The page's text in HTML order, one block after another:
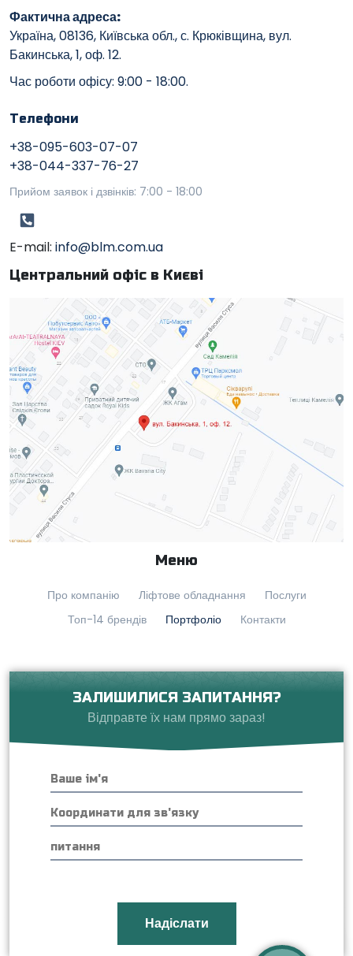
Фактична адреса:
Україна, 08136, Київська обл., с. Крюківщина, вул.
Бакинська, 1, оф. 12.
Час роботи офісу: 9:00 - 18:00.
Телефони
+38-095-603-07-07
+38-044-337-76-27
Прийом заявок і дзвінків: 7:00 - 18:00
E-mail: info@blm.com.ua
Центральний офіс в Києві
Меню
Про компанію Ліфтове обладнання
Послуги
Топ-14 брендів
Портфоліо Контакти
ЗАЛИШИЛИСЯ ЗАПИТАННЯ?
Відправте їх нам прямо зараз!